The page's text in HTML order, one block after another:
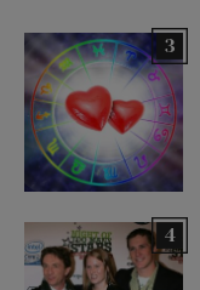
3
4